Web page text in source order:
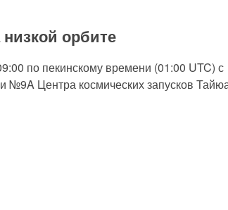
орбите
по пекинскому времени (01:00 UTC) с
№9A Центра космических запусков